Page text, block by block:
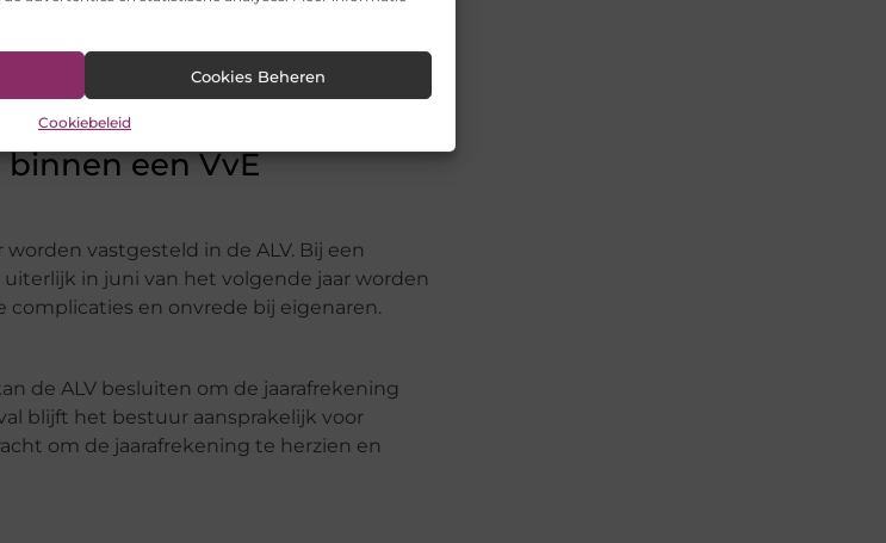
Cookies Beheren
Cookiebeleid
is een veel productievere vergadering.
jouw VvE. Niet elk platform is geschikt
hebben, hoe minder ruimte er is voor
een VvE
vastgesteld in de ALV. Bij een
in juni van het volgende jaar worden
en onvrede bij eigenaren.
de ALV besluiten om de jaarafrekening
blijft het bestuur aansprakelijk voor
om de jaarafrekening te herzien en